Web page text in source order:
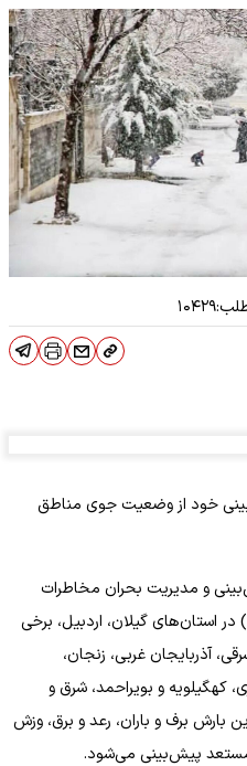
۱۰۴۲۹
خود از وضعیت جوی مناطق
و مدیریت بحران مخاطرات
امروز(۷ بهمن‌ماه) در استان‌های گیلان، اردبیل، برخی
آذربایجان غربی، زنجان،
کهگیلویه و بویراحمد، شرق و
بارش برف و باران، رعد و برق، وزش
پیش‌بینی می‌شود.